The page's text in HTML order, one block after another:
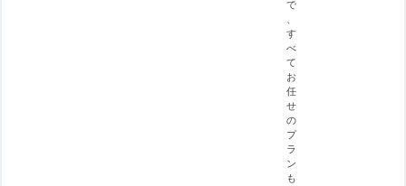
で
、
す
べ
て
お
任
せ
の
プ
ラ
ン
も